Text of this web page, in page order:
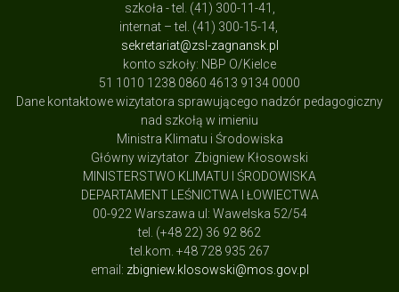
szkoła - tel. (41) 300-11-41,
internat – tel. (41) 300-15-14,
sekretariat@zsl-zagnansk.pl
konto szkoły: NBP O/Kielce
51 1010 1238 0860 4613 9134 0000
Dane kontaktowe wizytatora sprawującego nadzór pedagogiczny
nad szkołą w imieniu
Ministra Klimatu i Środowiska
Główny wizytator Zbigniew Kłosowski
MINISTERSTWO KLIMATU I ŚRODOWISKA
DEPARTAMENT LEŚNICTWA I ŁOWIECTWA
00-922 Warszawa ul: Wawelska 52/54
tel. (+48 22) 36 92 862
tel.kom. +48 728 935 267
email: zbigniew.klosowski@mos.gov.pl